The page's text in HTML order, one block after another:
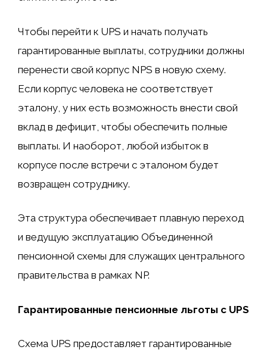
Чтобы перейти к UPS и начать получать
гарантированные выплаты, сотрудники должны
перенести свой корпус NPS в новую схему.
Если корпус человека не соответствует
эталону, у них есть возможность внести свой
вклад в дефицит, чтобы обеспечить полные
выплаты. И наоборот, любой избыток в
корпусе после встречи с эталоном будет
возвращен сотруднику.
Эта структура обеспечивает плавную переход
и ведущую эксплуатацию Объединенной
пенсионной схемы для служащих центрального
правительства в рамках NP.
Гарантированные пенсионные льготы с UPS
Схема UPS предоставляет гарантированные